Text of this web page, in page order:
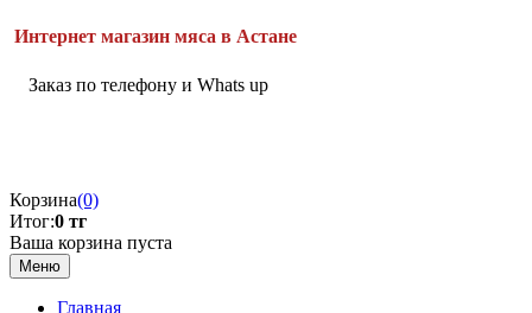
Интернет магазин мяса в Астане
Заказ по телефону и Whats up
Корзина(0)
Итог:0 тг
Ваша корзина пуста
Меню
Главная